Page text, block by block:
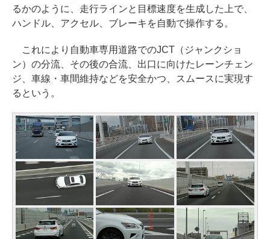
るかのように、走行ラインと目標速度を生成した上で、
ハンドル、アクセル、ブレーキを自動で操作する。
これにより自動車専用道路でのJCT（ジャンクショ
ン）の分流、その後の合流、出口に向けたレーンチェン
ジ、車線・車間維持などを安全かつ、スムースに実現す
るという。